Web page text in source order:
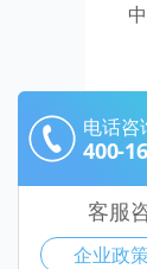
电话咨
400-
客服
企业政